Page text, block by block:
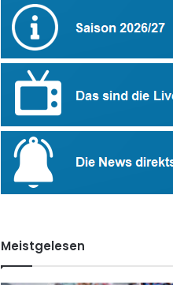
Meistgelesen